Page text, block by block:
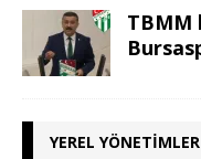
TBMM
YEREL YÖNETIMLER